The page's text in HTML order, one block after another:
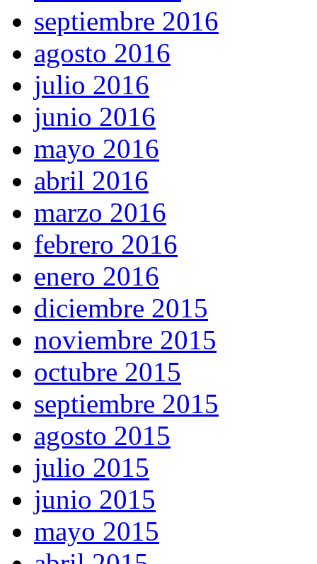
septiembre 2016
agosto 2016
julio 2016
junio 2016
mayo 2016
abril 2016
marzo 2016
febrero 2016
enero 2016
diciembre 2015
noviembre 2015
octubre 2015
septiembre 2015
agosto 2015
julio 2015
junio 2015
mayo 2015